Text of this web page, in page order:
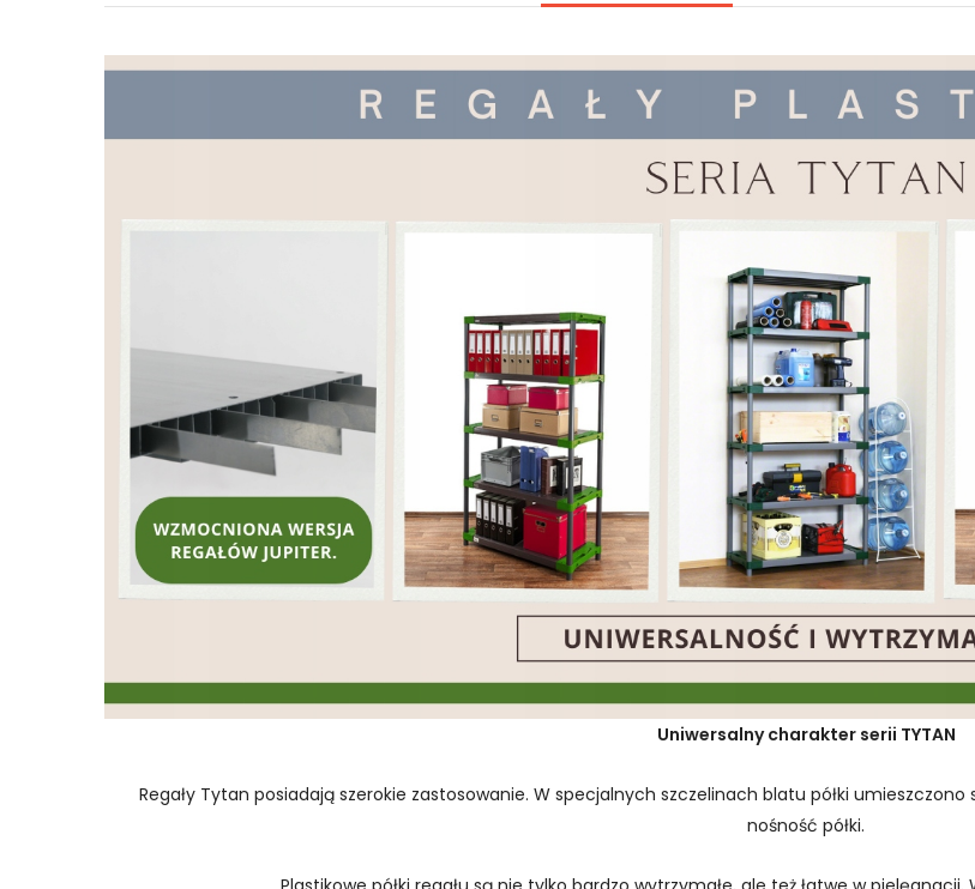
Uniwersalny charakter serii TYTAN
Regały Tytan posiadają szerokie zastosowanie. W specjalnych szczelinach blatu półki
nośność półki.